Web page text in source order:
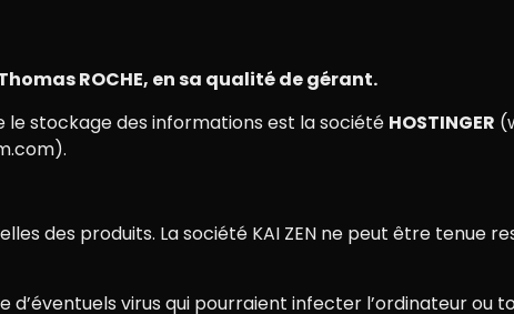
ROCHE, en sa qualité de gérant.
le stockage des informations est la société HOSTINGER
des produits. La société KAI ZEN ne peut être tenue
d’éventuels virus qui pourraient infecter l’ordinateur ou